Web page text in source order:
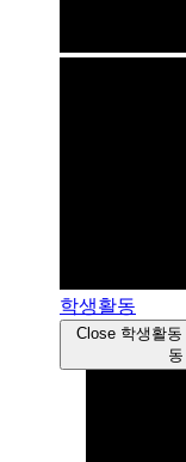
학생활동
Close 학생활동
동